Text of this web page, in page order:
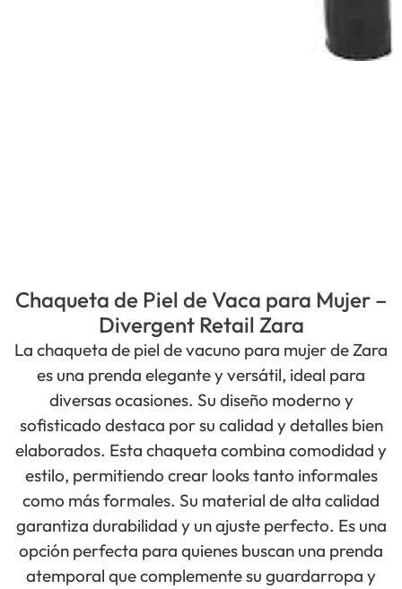
Chaqueta de Piel de Vaca para Mujer –
Divergent Retail Zara
La chaqueta de piel de vacuno para mujer de Zara
es una prenda elegante y versátil, ideal para
diversas ocasiones. Su diseño moderno y
sofisticado destaca por su calidad y detalles bien
elaborados. Esta chaqueta combina comodidad y
estilo, permitiendo crear looks tanto informales
como más formales. Su material de alta calidad
garantiza durabilidad y un ajuste perfecto. Es una
opción perfecta para quienes buscan una prenda
atemporal que complemente su guardarropa y